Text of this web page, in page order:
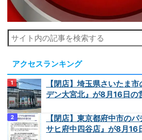
アクセスランキング
【閉店】埼玉県さいたま
デン大宮北』が8月16日の
【閉店】東京都府中市の
サヒ府中四谷店』が8月16